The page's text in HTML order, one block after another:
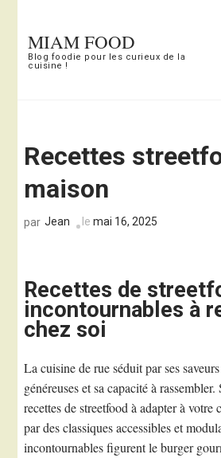
contenu
(Pressez
MIAM FOOD
Blog foodie pour les curieux de la
cuisine !
Recettes
maison
par Jean lemai 16, 2025
Recettes de
incontournables à
chez soi
La cuisine de rue séduit par ses
généreuses et sa capacité à
recettes de streetfood à adapter à votre
par des classiques accessibles et
incontournables figurent le burger